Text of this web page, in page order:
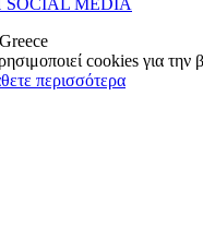
cookies για την
περισσότερα